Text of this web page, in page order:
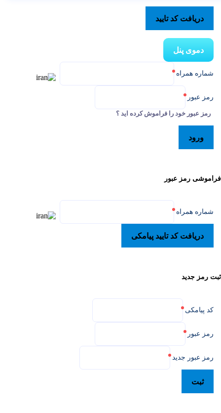
دریافت کد تایید
دموی پنل
شماره همراه
رمز عبور
رمز عبور خود را فراموش کرده اید ؟
ورود
رمز عبور
شماره همراه
دریافت کد تایید پیامکی
رمز جدید
کد پیامکی
رمز عبور
رمز عبور جدید
ثبت